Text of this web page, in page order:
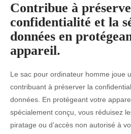
Contribue à
confidentialité et la
données en
appareil.
Le sac pour ordinateur homme joue
contribuant à préserver la
données. En protégeant votre
spécialement conçu, vous réduisez
piratage ou d’accès non autorisé à